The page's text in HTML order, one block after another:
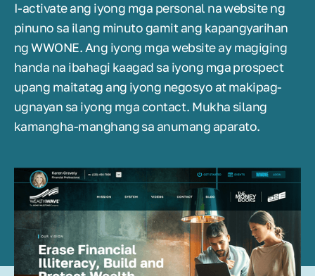
I-activate ang iyong mga personal na website ng
pinuno sa ilang minuto gamit ang kapangyarihan
ng WWONE. Ang iyong mga website ay magiging
handa na ibahagi kaagad sa iyong mga prospect
upang maitatag ang iyong negosyo at makipag-
ugnayan sa iyong mga contact. Mukha silang
kamangha-manghang sa anumang aparato.